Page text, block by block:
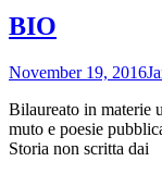
BIO
November 19, 2016
Bilaureato in materie
muto e poesie
Storia non scritta dai